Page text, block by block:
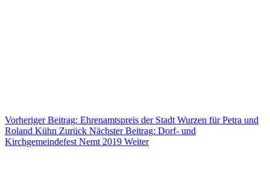
Vorheriger Beitrag: Ehrenamtspreis der Stadt Wurzen für Petra und
Roland Kühn Zurück Nächster Beitrag: Dorf- und
Kirchgemeindefest Nemt 2019 Weiter